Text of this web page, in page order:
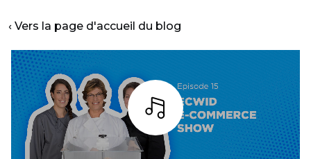
‹ Vers la page d'accueil du blog
Écoutez